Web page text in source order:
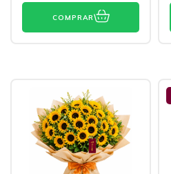
COMPRAR